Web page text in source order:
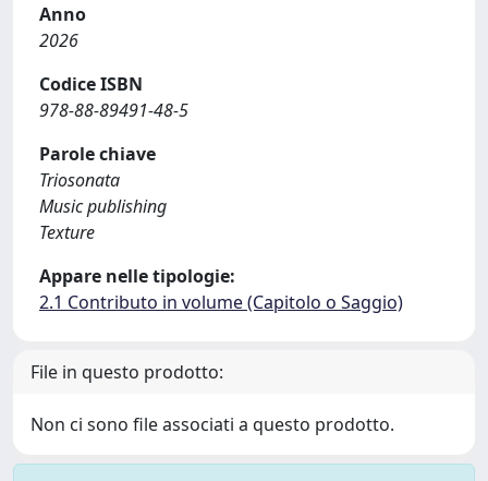
Anno
2026
Codice ISBN
978-88-89491-48-5
Parole chiave
Triosonata
Music publishing
Texture
Appare nelle tipologie:
2.1 Contributo in volume (Capitolo o Saggio)
File in questo prodotto:
Non ci sono file associati a questo prodotto.